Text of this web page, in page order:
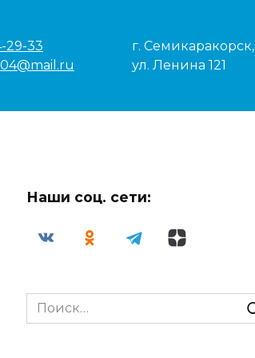
29-33
г. Семикаракорск,
ул. Ленина 121
Наши соц. сети:
Search
for: